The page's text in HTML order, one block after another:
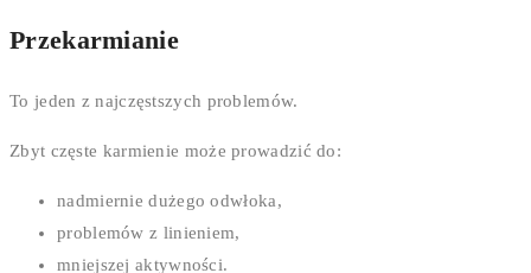
Przekarmianie
To jeden z najczęstszych problemów.
Zbyt częste karmienie może prowadzić do:
nadmiernie dużego odwłoka,
problemów z linieniem,
mniejszej aktywności.